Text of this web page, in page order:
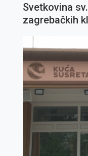
Svetkovina
zagrebačkih